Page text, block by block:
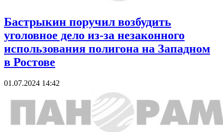
Бастрыкин поручил возбудить
уголовное дело из-за незаконного
использования полигона на Западном
в Ростове
01.07.2024 14:42